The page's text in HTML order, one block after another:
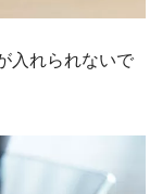
入れられないで